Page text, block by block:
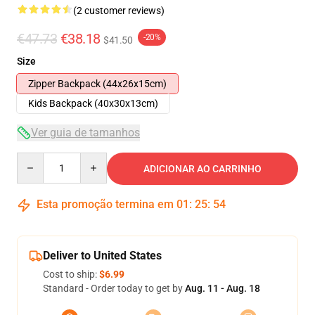
(2 customer reviews)
€47.73 €38.18 $41.50 -20%
Size
Zipper Backpack (44x26x15cm)
Kids Backpack (40x30x13cm)
Ver guia de tamanhos
ADICIONAR AO CARRINHO
Esta promoção termina em 01 : 25: 54
Deliver to United States
Cost to ship:$6.99
Standard - Order today to get byAug. 11 - Aug. 18